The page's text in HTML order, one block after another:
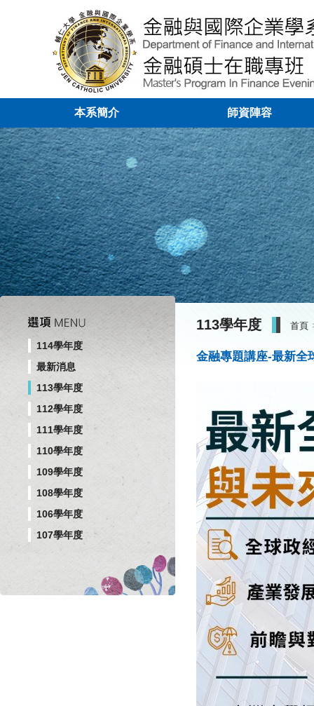
本系簡介 師資陣容
114學年度
最新消息
113學年度
112學年度
111學年度
110學年度
109學年度
108學年度
106學年度
107學年度
113學年度 首頁
金融專題講座-最新全